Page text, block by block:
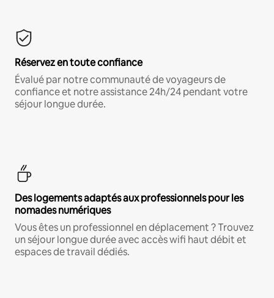
Réservez en toute confiance
Évalué par notre communauté de voyageurs de
confiance et notre assistance 24h/24 pendant votre
séjour longue durée.
Des logements adaptés aux professionnels pour les
nomades numériques
Vous êtes un professionnel en déplacement ? Trouvez
un séjour longue durée avec accès wifi haut débit et
espaces de travail dédiés.